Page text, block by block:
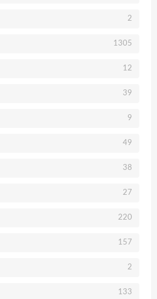
2
1305
12
39
9
49
38
27
220
157
2
133